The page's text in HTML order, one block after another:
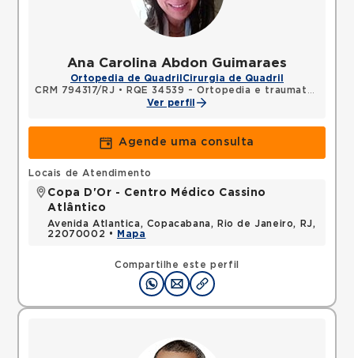
Ana Carolina Abdon Guimaraes
Ortopedia de Quadril Cirurgia de Quadril
CRM 794317/RJ •
RQE 34539 - Ortopedia e traumatologia
Ver perfil
Agende uma consulta
Compartilhe este perfil
Locais de Atendimento
Copa D'Or - Centro Médico Cassino
Atlântico
Avenida Atlantica, Copacabana, Rio de Janeiro, RJ,
22070002 •
Mapa